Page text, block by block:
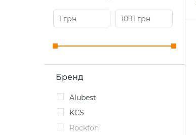
Бренд
Alubest
KCS
Rockfon